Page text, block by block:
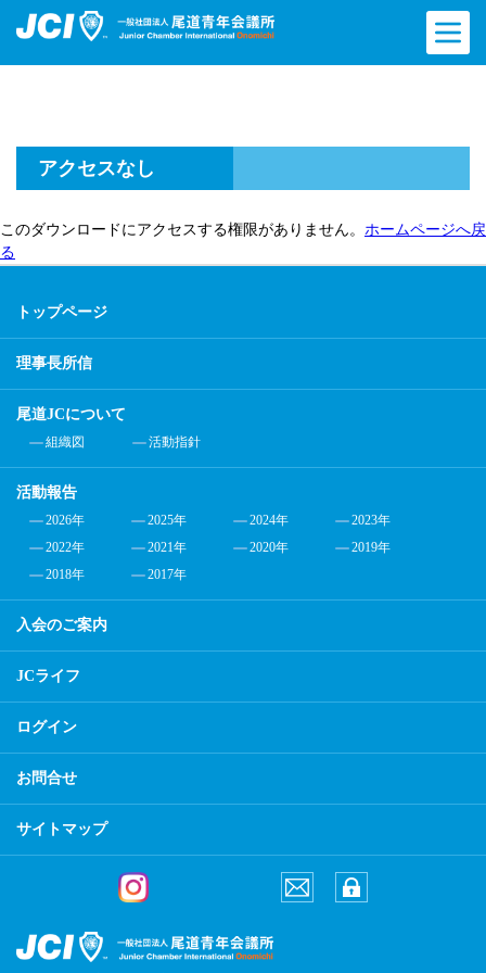
アクセスなし
このダウンロードにアクセスする権限がありません。 ホームページへ戻
る
トップページ
理事長所信
尾道JCについて
組織図 活動指針
活動報告
2026年 2025年 2024年
2023年
2022年
2021年 2020年
2019年
2018年
2017年
入会のご案内
JCライフ
ログイン
お問合せ
サイトマップ